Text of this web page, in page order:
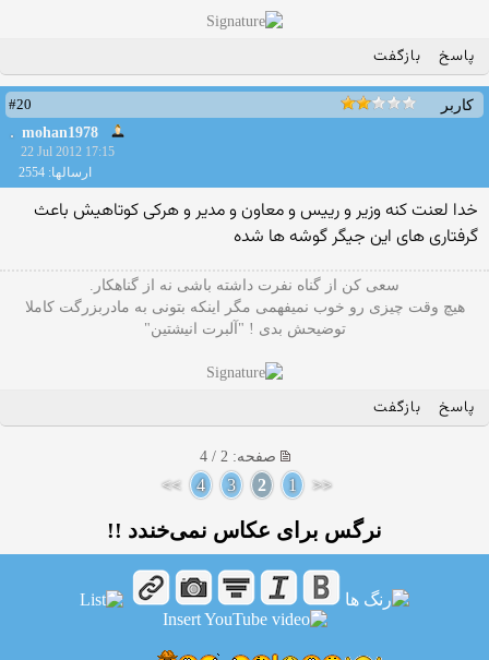
پاسخ بازگفت
کاربر
#20
mohan1978
22 Jul 2012 17:15
ارسالها: 2554
خدا لعنت کنه وزیر و رییس و معاون و مدیر و هرکی کوتاهیش باعث
گرفتاری های این جیگر گوشه ها شده
سعی کن از گناه نفرت داشته باشی نه از گناهکار.
هیچ وقت چیزی رو خوب نمیفهمی مگر اینکه بتونی به مادربزرگت کاملا
توضیحش بدی ! "آلبرت انیشتین"
پاسخ بازگفت
صفحه: 2 / 4
<<
1
2
3
4
>>
نرگس برای عکاس نمی‌خندد !!